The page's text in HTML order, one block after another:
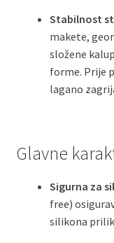
Stabilnost
makete,
složene
forme. Prije
lagano
Glavne
Sigurna za
free)
silikona